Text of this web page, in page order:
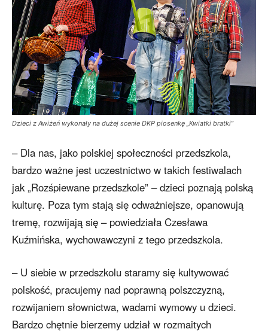
Dzieci z Awiżeń wykonały na dużej scenie DKP piosenkę „Kwiatki bratki”
– Dla nas, jako polskiej społeczności przedszkola,
bardzo ważne jest uczestnictwo w takich festiwalach
jak „Rozśpiewane przedszkole” – dzieci poznają polską
kulturę. Poza tym stają się odważniejsze, opanowują
tremę, rozwijają się – powiedziała Czesława
Kuźmińska, wychowawczyni z tego przedszkola.
– U siebie w przedszkolu staramy się kultywować
polskość, pracujemy nad poprawną polszczyzną,
rozwijaniem słownictwa, wadami wymowy u dzieci.
Bardzo chętnie bierzemy udział w rozmaitych